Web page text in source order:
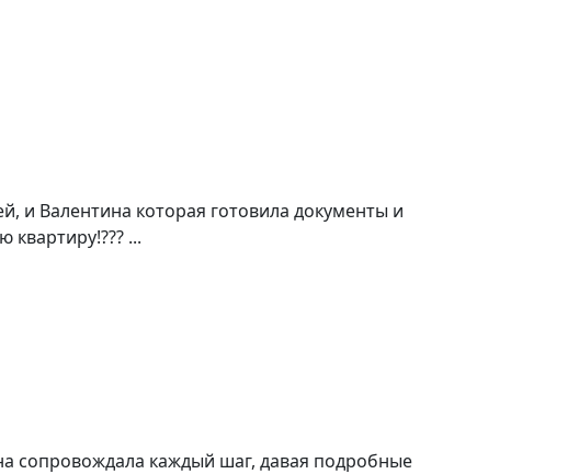
и Валентина которая готовила документы и
...
сопровождала каждый шаг, давая подробные